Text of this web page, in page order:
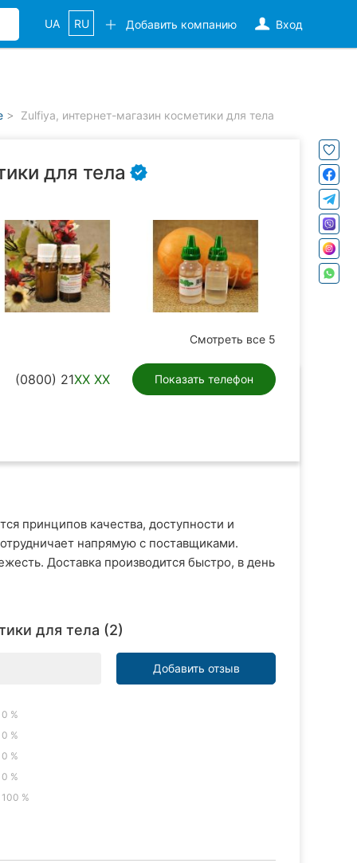
Вход
Добавить компанию
UA RU
Zulfiya, интернет-магазин косметики для тела
для тела
Смотреть все 5
(0800) 21XX XX Показать телефон
принципов качества, доступности и
напрямую с поставщиками.
Доставка производится быстро, в день
для тела (2)
Добавить отзыв
0 %
0 %
0 %
0 %
100 %